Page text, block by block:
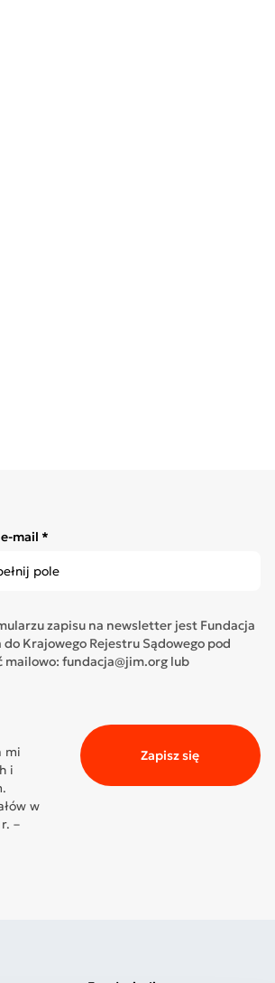
mail *
zapisu na newsletter jest Fundacja
Krajowego Rejestru Sądowego pod
fundacja@jim.org lub
mi
i
w
–
Zapisz się